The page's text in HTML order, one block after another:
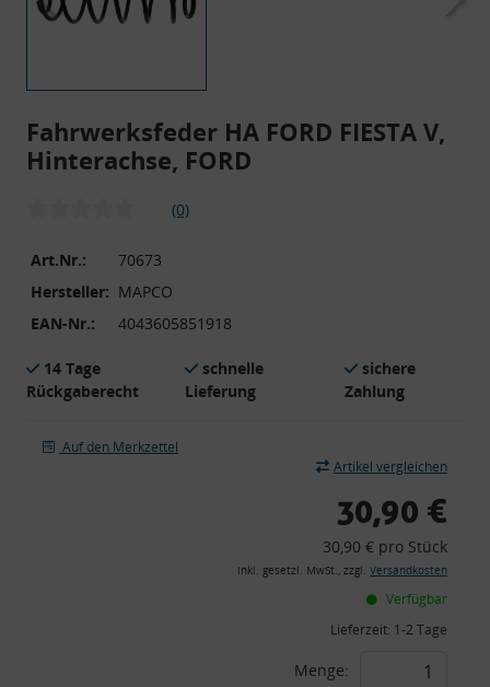
Fahrwerksfeder HA FORD FIESTA V,
Hinterachse, FORD
(0)
Art.Nr.:
70673
Hersteller: MAPCO
EAN-Nr.:
4043605851918
14 Tage
Rückgaberecht
schnelle
Lieferung
sichere
Zahlung
Auf den Merkzettel
Artikel vergleichen
30,90 €
30,90 € pro Stück
inkl. gesetzl. MwSt., zzgl. Versandkosten
Verfügbar
Lieferzeit: 1-2 Tage
Menge: